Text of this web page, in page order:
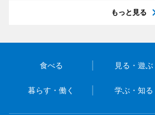
もっと見る
食べる 見る・遊ぶ
暮らす・働く 学ぶ・知る